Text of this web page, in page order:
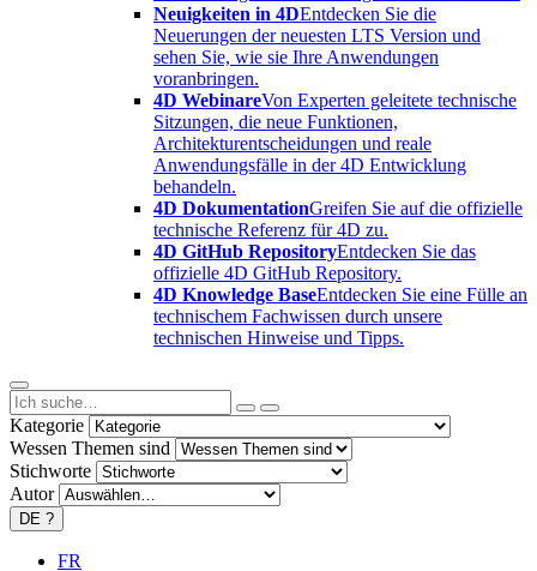
Neuigkeiten in 4DEntdecken Sie die
Neuerungen der neuesten LTS Version und
sehen Sie, wie sie Ihre Anwendungen
voranbringen.
4D WebinareVon Experten geleitete technische
Sitzungen, die neue Funktionen,
Architekturentscheidungen und reale
Anwendungsfälle in der 4D Entwicklung
behandeln.
4D DokumentationGreifen Sie auf die offizielle
technische Referenz für 4D zu.
4D GitHub RepositoryEntdecken Sie das
offizielle 4D GitHub Repository.
4D Knowledge BaseEntdecken Sie eine Fülle an
technischem Fachwissen durch unsere
technischen Hinweise und Tipps.
Kategorie
Wessen Themen sind
Stichworte
Autor
DE ?
FR